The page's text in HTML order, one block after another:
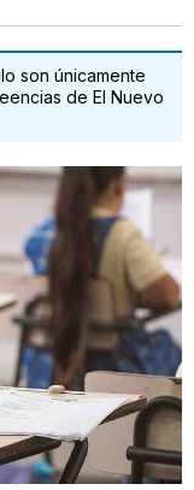
son únicamente
de El Nuevo